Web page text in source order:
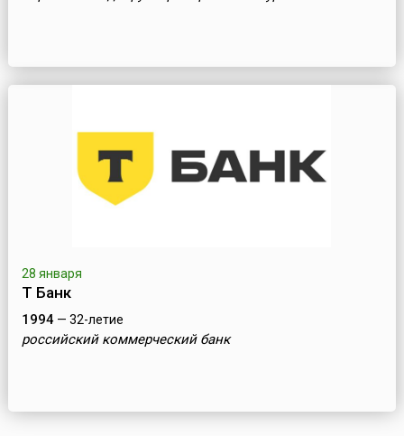
28 января
Т Банк
1994— 32-летие
российский коммерческий банк